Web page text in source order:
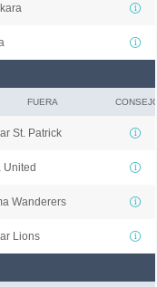
FUERA
St. Patrick
United
Wanderers
Lions